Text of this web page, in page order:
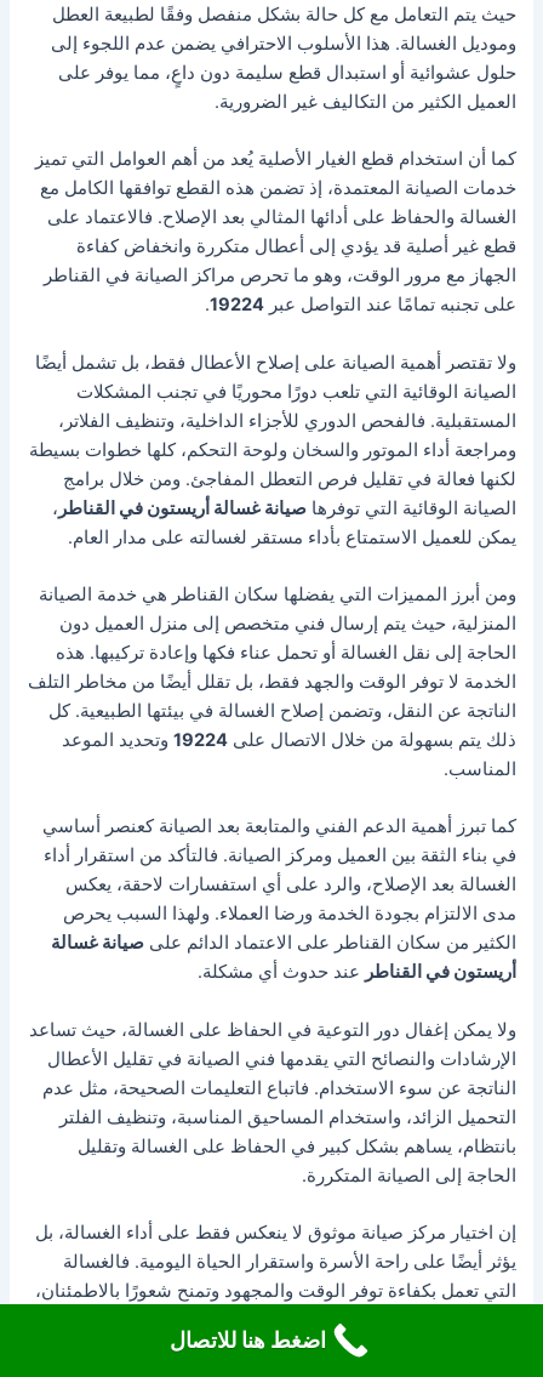
حيث يتم التعامل مع كل حالة بشكل منفصل وفقًا لطبيعة العطل
وموديل الغسالة. هذا الأسلوب الاحترافي يضمن عدم اللجوء إلى
حلول عشوائية أو استبدال قطع سليمة دون داعٍ، مما يوفر على
العميل الكثير من التكاليف غير الضرورية.
كما أن استخدام قطع الغيار الأصلية يُعد من أهم العوامل التي تميز
خدمات الصيانة المعتمدة، إذ تضمن هذه القطع توافقها الكامل مع
الغسالة والحفاظ على أدائها المثالي بعد الإصلاح. فالاعتماد على
قطع غير أصلية قد يؤدي إلى أعطال متكررة وانخفاض كفاءة
الجهاز مع مرور الوقت، وهو ما تحرص مراكز الصيانة في القناطر
على تجنبه تمامًا عند التواصل عبر19224
.
ولا تقتصر أهمية الصيانة على إصلاح الأعطال فقط، بل تشمل أيضًا
الصيانة الوقائية التي تلعب دورًا محوريًا في تجنب المشكلات
المستقبلية. فالفحص الدوري للأجزاء الداخلية، وتنظيف الفلاتر،
ومراجعة أداء الموتور والسخان ولوحة التحكم، كلها خطوات بسيطة
لكنها فعالة في تقليل فرص التعطل المفاجئ. ومن خلال برامج
الصيانة الوقائية التي توفرهاصيانة غسالة أريستون في القناطر ،
يمكن للعميل الاستمتاع بأداء مستقر لغسالته على مدار العام.
ومن أبرز المميزات التي يفضلها سكان القناطر هي خدمة الصيانة
المنزلية، حيث يتم إرسال فني متخصص إلى منزل العميل دون
الحاجة إلى نقل الغسالة أو تحمل عناء فكها وإعادة تركيبها. هذه
الخدمة لا توفر الوقت والجهد فقط، بل تقلل أيضًا من مخاطر التلف
الناتجة عن النقل، وتضمن إصلاح الغسالة في بيئتها الطبيعية. كل
ذلك يتم بسهولة من خلال الاتصال على19224 وتحديد الموعد
المناسب.
كما تبرز أهمية الدعم الفني والمتابعة بعد الصيانة كعنصر أساسي
في بناء الثقة بين العميل ومركز الصيانة. فالتأكد من استقرار أداء
الغسالة بعد الإصلاح، والرد على أي استفسارات لاحقة، يعكس
مدى الالتزام بجودة الخدمة ورضا العملاء. ولهذا السبب يحرص
الكثير من سكان القناطر على الاعتماد الدائم علىصيانة غسالة
أريستون في القناطر عند حدوث أي مشكلة.
ولا يمكن إغفال دور التوعية في الحفاظ على الغسالة، حيث تساعد
الإرشادات والنصائح التي يقدمها فني الصيانة في تقليل الأعطال
الناتجة عن سوء الاستخدام. فاتباع التعليمات الصحيحة، مثل عدم
التحميل الزائد، واستخدام المساحيق المناسبة، وتنظيف الفلتر
بانتظام، يساهم بشكل كبير في الحفاظ على الغسالة وتقليل
الحاجة إلى الصيانة المتكررة.
إن اختيار مركز صيانة موثوق لا ينعكس فقط على أداء الغسالة، بل
يؤثر أيضًا على راحة الأسرة واستقرار الحياة اليومية. فالغسالة
التي تعمل بكفاءة توفر الوقت والمجهود وتمنح شعورًا بالاطمئنان،
خاصة في المنازل التي تعتمد عليها بشكل يومي. ولهذا فإن
صيانة غسالة أريستون في القناطرعبر الرقماضغط هنا للاتصال